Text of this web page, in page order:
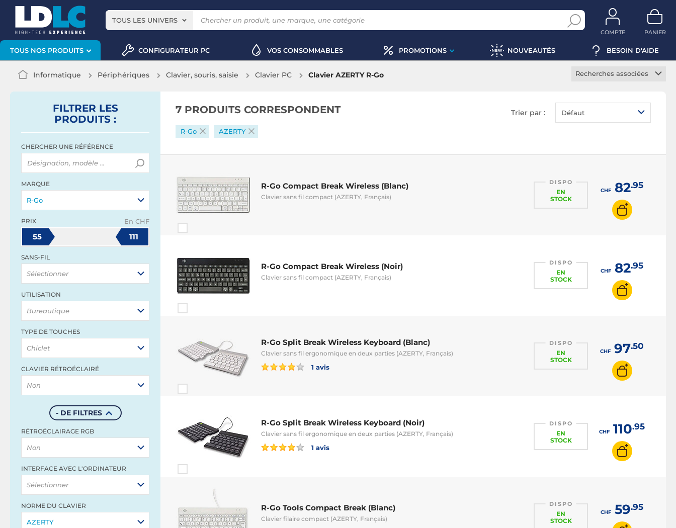
TOUS LES UNIVERS
COMPTE PANIER
TOUS NOS PRODUITS CONFIGURATEUR PC VOS CONSOMMABLES PROMOTIONS NOUVEAUTÉS BESOIN D'AIDE
Informatique Périphériques Clavier, souris, saisie Clavier PC Clavier AZERTY R-Go
Recherches associées
Clavier mécanique
Clavier à membranes
Clavier multimédia
Clavier bureautique
Clavier ergonomique
Clavier pavé numérique
Clavier compact
Clavier magnétique / HE
Clavier filaire
FILTRER LES
PRODUITS :
CHERCHER UNE RÉFÉRENCE
MARQUE
R-Go
PRIX En CHF
55 111
SANS-FIL
Sélectionner
UTILISATION
Bureautique
TYPE DE TOUCHES
Chiclet
CLAVIER RÉTROÉCLAIRÉ
Non
- DE FILTRES
RÉTROÉCLAIRAGE RGB
Non
INTERFACE AVEC L'ORDINATEUR
Sélectionner
NORME DU CLAVIER
AZERTY
7 PRODUITS CORRESPONDENT Trier par : Défaut
R-Go AZERTY
R-Go Compact Break Wireless (Blanc)
Clavier sans fil compact (AZERTY, Français)
DISPO
EN
STOCK
CHF82.95
R-Go Compact Break Wireless (Noir)
Clavier sans fil compact (AZERTY, Français)
DISPO
EN
STOCK
CHF82.95
R-Go Split Break Wireless Keyboard (Blanc)
Clavier sans fil ergonomique en deux parties (AZERTY, Français)
1 avis
DISPO
EN
STOCK
CHF97.50
R-Go Split Break Wireless Keyboard (Noir)
Clavier sans fil ergonomique en deux parties (AZERTY, Français)
1 avis
DISPO
EN
STOCK
CHF110.95
R-Go Tools Compact Break (Blanc)
Clavier filaire compact (AZERTY, Français)
DISPO
EN
STOCK
CHF59.95